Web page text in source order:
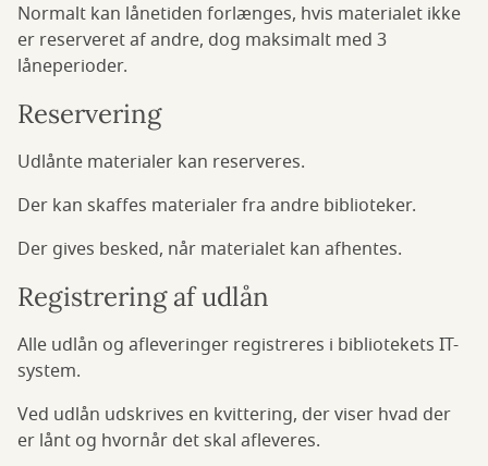
Normalt kan lånetiden forlænges, hvis materialet ikke
er reserveret af andre, dog maksimalt med 3
låneperioder.
Reservering
Udlånte materialer kan reserveres.
Der kan skaffes materialer fra andre biblioteker.
Der gives besked, når materialet kan afhentes.
Registrering af udlån
Alle udlån og afleveringer registreres i bibliotekets IT-
system.
Ved udlån udskrives en kvittering, der viser hvad der
er lånt og hvornår det skal afleveres.